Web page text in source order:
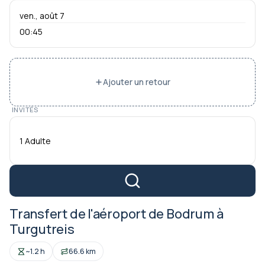
00:45
Ajouter un retour
INVITÉS
1 Adulte
Transfert de l'aéroport de Bodrum à
Turgutreis
~1.2 h 66.6 km